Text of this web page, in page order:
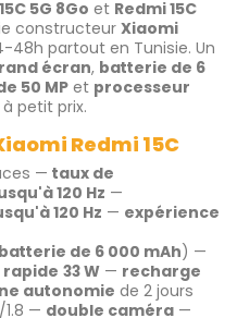
5G 8Go et Redmi 15C
constructeur Xiaomi
48h partout en Tunisie. Un
écran, batterie de 6
50 MP et processeur
petit prix.
Redmi 15C
— taux de
120 Hz —
120 Hz — expérience
de 6 000 mAh) —
33 W — recharge
autonomie de 2 jours
— double caméra —